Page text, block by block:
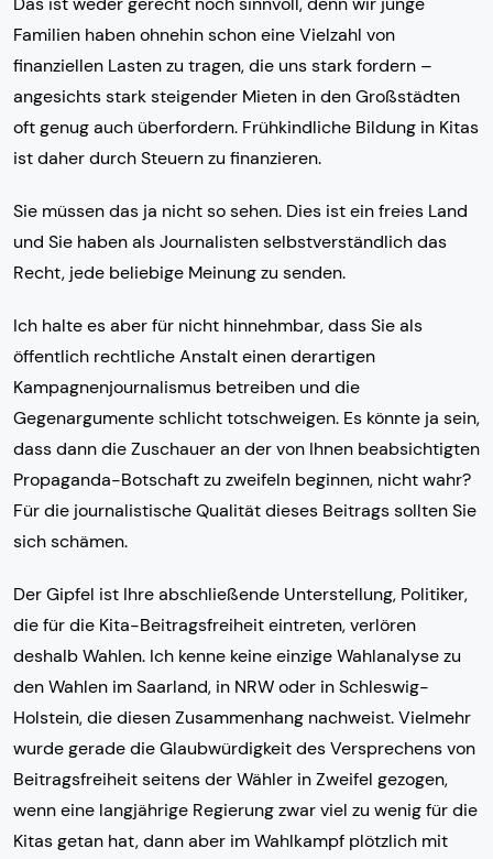
Familien haben ohnehin schon eine Vielzahl von
finanziellen Lasten zu tragen, die uns stark fordern –
angesichts stark steigender Mieten in den Großstädten
oft genug auch überfordern. Frühkindliche Bildung in Kitas
ist daher durch Steuern zu finanzieren.
Sie müssen das ja nicht so sehen. Dies ist ein freies Land
und Sie haben als Journalisten selbstverständlich das
Recht, jede beliebige Meinung zu senden.
Ich halte es aber für nicht hinnehmbar, dass Sie als
öffentlich rechtliche Anstalt einen derartigen
Kampagnenjournalismus betreiben und die
Gegenargumente schlicht totschweigen. Es könnte ja sein,
dass dann die Zuschauer an der von Ihnen beabsichtigten
Propaganda-Botschaft zu zweifeln beginnen, nicht wahr?
Für die journalistische Qualität dieses Beitrags sollten Sie
sich schämen.
Der Gipfel ist Ihre abschließende Unterstellung, Politiker,
die für die Kita-Beitragsfreiheit eintreten, verlören
deshalb Wahlen. Ich kenne keine einzige Wahlanalyse zu
den Wahlen im Saarland, in NRW oder in Schleswig-
Holstein, die diesen Zusammenhang nachweist. Vielmehr
wurde gerade die Glaubwürdigkeit des Versprechens von
Beitragsfreiheit seitens der Wähler in Zweifel gezogen,
wenn eine langjährige Regierung zwar viel zu wenig für die
Kitas getan hat, dann aber im Wahlkampf plötzlich mit